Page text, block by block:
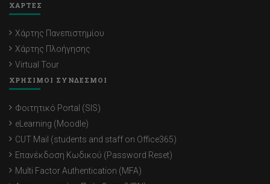
ΧΑΡΤΕΣ
Χάρτης Πανεπιστημίου
Χάρτης Πλοήγησης
Virtual Tour
ΧΡΗΣΙΜΟΙ ΣΥΝΔΕΣΜΟΙ
Φοιτητικό Portal (SIS)
eLearning (Moodle)
CUT Mail (students and staff on Office365)
Επανέκδοση Κωδικού (Password Reset)
Multi Factor Authentication (MFA)